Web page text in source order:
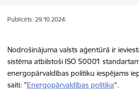
Publicēts: 29.10.2024.
Nodrošinājuma valsts aģentūrā ir
sistēma atbilstoši ISO 50001
energopārvaldības politiku iespējams
saiti: "Energopārvaldības politika".